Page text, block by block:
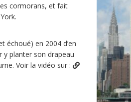
cormorans, et fait
échoué) en 2004 d’en
planter son drapeau
Voir la vidéo sur :